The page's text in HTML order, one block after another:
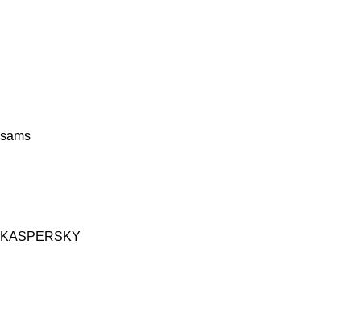
sams
KASPERSKY